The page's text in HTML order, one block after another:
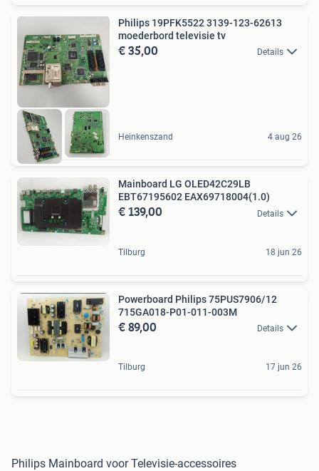
Philips 19PFK5522 3139-123-62613
moederbord televisie tv
€ 35,00 Details
Heinkenszand 4 aug 26
Mainboard LG OLED42C29LB
EBT67195602 EAX69718004(1.0)
€ 139,00 Details
Tilburg 18 jun 26
Powerboard Philips 75PUS7906/12
715GA018-P01-011-003M
€ 89,00 Details
Tilburg 17 jun 26
Philips Mainboard voor Televisie-accessoires